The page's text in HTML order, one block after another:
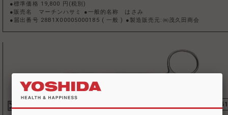
●標準価格 19,800 円(税別)
●販売名 マーチンハサミ ●一般的名称 はさみ
●届出番号 28B1X00005000185 ( 一般 ) ●製造販売元:㈱茂久田商会